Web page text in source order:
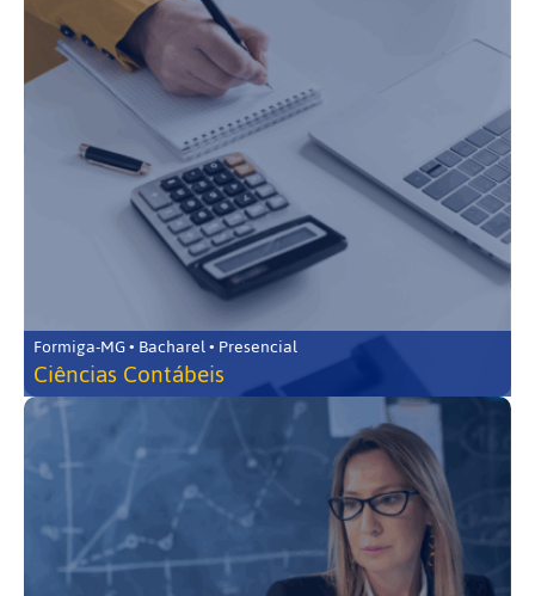
Formiga-MG • Bacharel • Presencial
Ciências Contábeis